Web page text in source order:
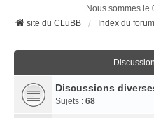
Nous sommes le
site du CLuBB
Index du forum
Discussions
Sujets : 68